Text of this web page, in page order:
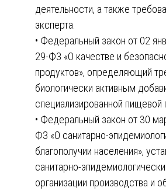
деятельности, а также
эксперта.
• Федеральный закон от 02
29-ФЗ «О качестве и
продуктов», определяющий
биологически активным
специализированной пищевой
• Федеральный закон от 30
ФЗ «О санитарно-
благополучии населения»,
санитарно-
организации производства и